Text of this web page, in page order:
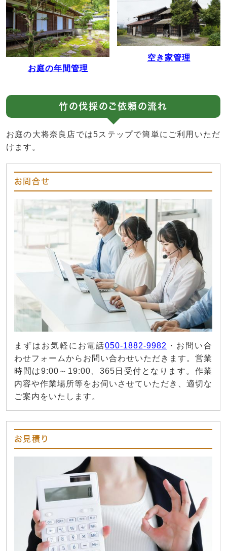
お庭の年間管理
空き家管理
竹の伐採のご依頼の流れ
お庭の大将奈良店では5ステップで簡単にご利用いただ
けます。
お問合せ
まずはお気軽にお電話050-1882-9982 ・お問い合
わせフォームからお問い合わせいただきます。営業
時間は9:00～19:00、365日受付となります。作業
内容や作業場所等をお伺いさせていただき、適切な
ご案内をいたします。
お見積り